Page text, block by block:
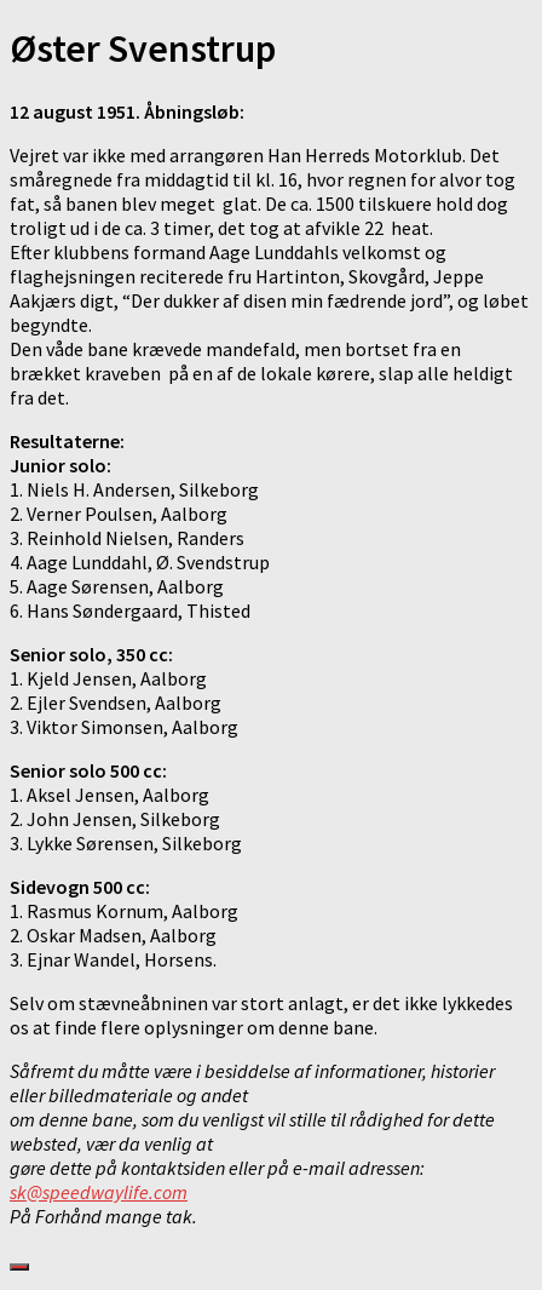
Øster Svenstrup
12 august 1951. Åbningsløb:
Vejret var ikke med arrangøren Han Herreds Motorklub. Det
småregnede fra middagtid til kl. 16, hvor regnen for alvor tog
fat, så banen blev meget glat. De ca. 1500 tilskuere hold dog
troligt ud i de ca. 3 timer, det tog at afvikle 22 heat.
Efter klubbens formand Aage Lunddahls velkomst og
flaghejsningen reciterede fru Hartinton, Skovgård, Jeppe
Aakjærs digt, “Der dukker af disen min fædrende jord”, og løbet
begyndte.
Den våde bane krævede mandefald, men bortset fra en
brækket kraveben på en af de lokale kørere, slap alle heldigt
fra det.
Resultaterne:
Junior solo:
1. Niels H. Andersen, Silkeborg
2. Verner Poulsen, Aalborg
3. Reinhold Nielsen, Randers
4. Aage Lunddahl, Ø. Svendstrup
5. Aage Sørensen, Aalborg
6. Hans Søndergaard, Thisted
Senior solo, 350 cc:
1. Kjeld Jensen, Aalborg
2. Ejler Svendsen, Aalborg
3. Viktor Simonsen, Aalborg
Senior solo 500 cc:
1. Aksel Jensen, Aalborg
2. John Jensen, Silkeborg
3. Lykke Sørensen, Silkeborg
Sidevogn 500 cc:
1. Rasmus Kornum, Aalborg
2. Oskar Madsen, Aalborg
3. Ejnar Wandel, Horsens.
Selv om stævneåbninen var stort anlagt, er det ikke lykkedes
os at finde flere oplysninger om denne bane.
Såfremt du måtte være i besiddelse af informationer, historier
eller billedmaterialeog andet
om denne bane, som du venligst vil stille til rådighed for dette
websted, vær da venlig at
gøre dette på kontaktsiden eller på e-mail adressen:
sk@speedwaylife.com
På Forhånd mange tak.